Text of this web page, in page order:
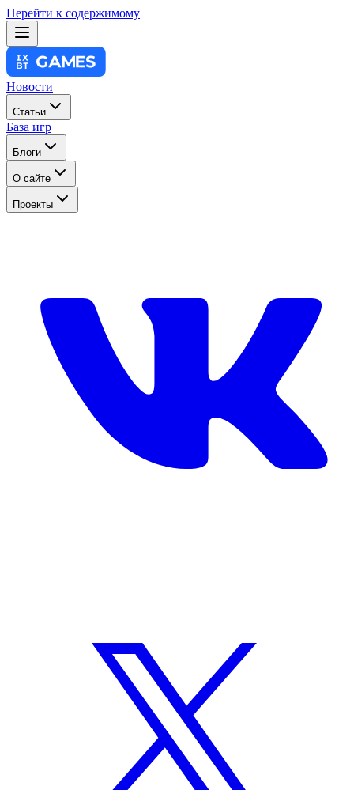
Перейти к содержимому
Новости
Статьи
База игр
Блоги
О сайте
Проекты